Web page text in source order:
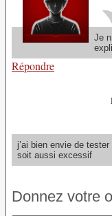
Je
Répondre
j’ai bien envie de
soit aussi excessif
Donnez votre